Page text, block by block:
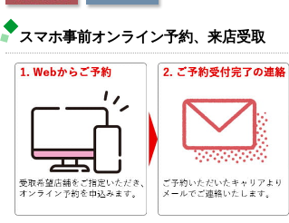
スマホ事前オンライン予約、来店受取